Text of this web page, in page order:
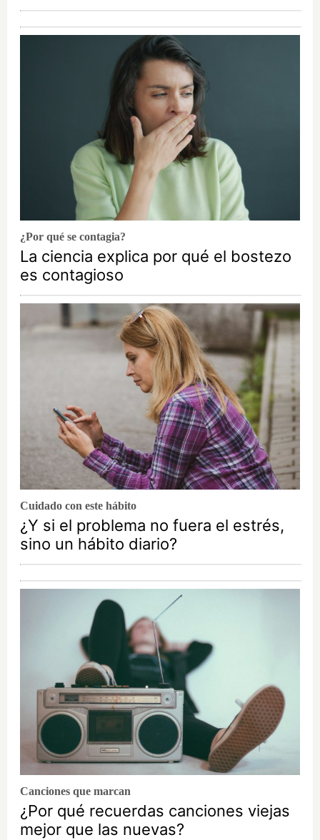
¿Por qué se contagia?
La ciencia explica por qué el bostezo
es contagioso
Cuidado con este hábito
¿Y si el problema no fuera el estrés,
sino un hábito diario?
Canciones que marcan
¿Por qué recuerdas canciones viejas
mejor que las nuevas?